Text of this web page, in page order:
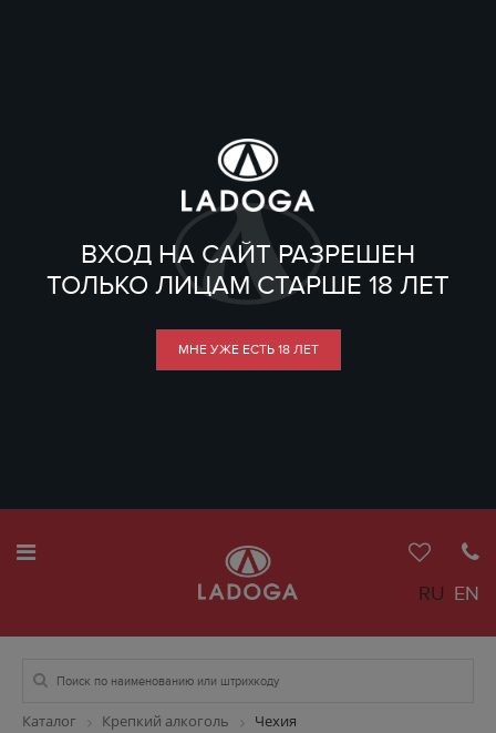
ВХОД НА САЙТ РАЗРЕШЕН
ТОЛЬКО ЛИЦАМ СТАРШЕ 18 ЛЕТ
МНЕ УЖЕ ЕСТЬ 18 ЛЕТ
RU EN
Каталог Крепкий алкоголь Чехия